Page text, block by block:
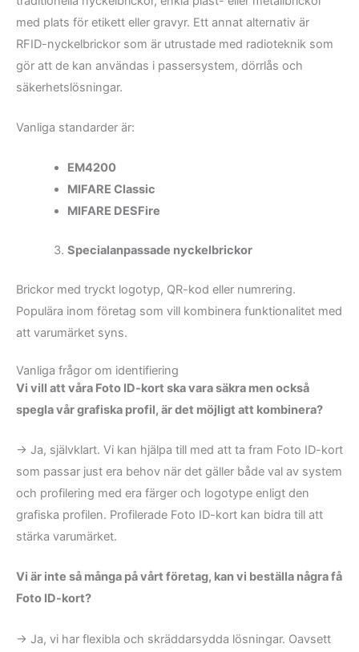
med plats för etikett eller gravyr. Ett annat alternativ är
RFID-nyckelbrickor som är utrustade med radioteknik som
gör att de kan användas i passersystem, dörrlås och
säkerhetslösningar.
Vanliga standarder är:
EM4200
MIFARE Classic
MIFARE DESFire
Specialanpassade nyckelbrickor
Brickor med tryckt logotyp, QR-kod eller numrering.
Populära inom företag som vill kombinera funktionalitet med
att varumärket syns.
Vanliga frågor om identifiering
Vi vill att våra Foto ID-kort ska vara säkra men också
spegla vår grafiska profil, är det möjligt att kombinera?
→ Ja, självklart. Vi kan hjälpa till med att ta fram Foto ID-kort
som passar just era behov när det gäller både val av system
och profilering med era färger och logotype enligt den
grafiska profilen. Profilerade Foto ID-kort kan bidra till att
stärka varumärket.
Vi är inte så många på vårt företag, kan vi beställa några få
Foto ID-kort?
→ Ja, vi har flexibla och skräddarsydda lösningar. Oavsett